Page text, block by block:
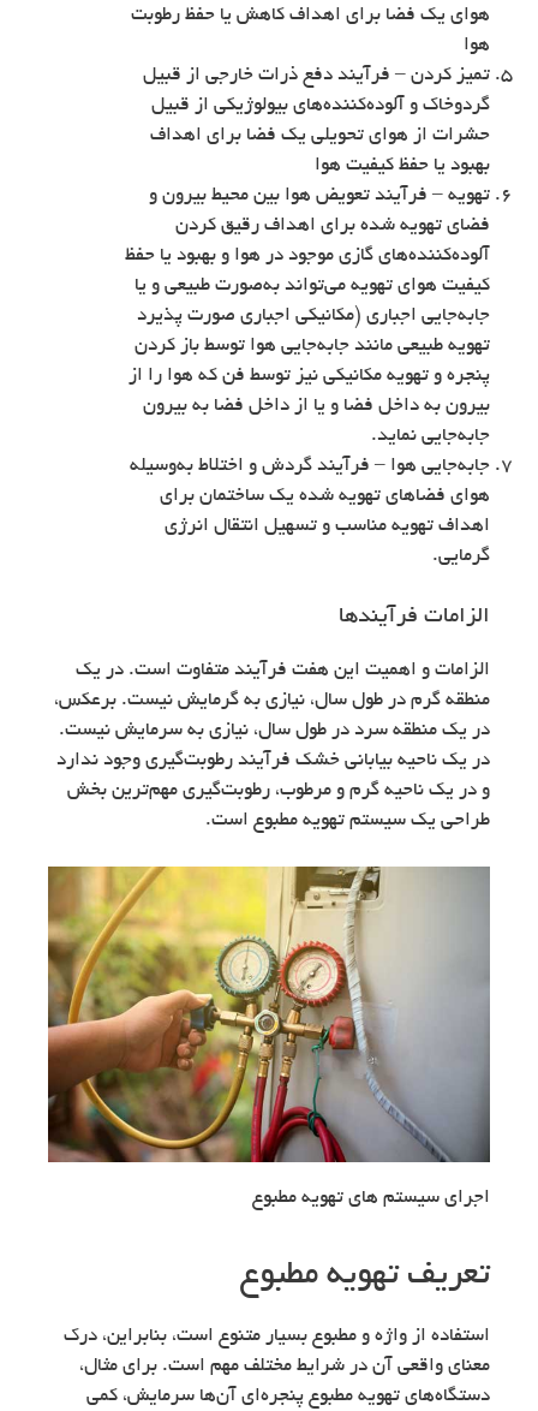
هوای یک فضا برای اهداف کاهش یا حفظ رطوبت
هوا
تمیز کردن – فرآیند دفع ذرات خارجی از قبیل
گردوخاک و آلوده‌کننده‌های بیولوژیکی از قبیل
حشرات از هوای تحویلی یک فضا برای اهداف
بهبود یا حفظ کیفیت هوا
تهویه – فرآیند تعویض هوا بین محیط بیرون و
فضای تهویه شده برای اهداف رقيق کردن
آلوده‌کننده‌های گازی موجود در هوا و بهبود یا حفظ
کیفیت هوای تهویه می‌تواند به‌صورت طبیعی و یا
جابه‌جایی اجباری (مکانیکی اجباری صورت پذیرد
تهویه طبیعی مانند جابه‌جایی هوا توسط باز کردن
پنجره و تهویه مکانیکی نیز توسط فن که هوا را از
بیرون به داخل فضا و یا از داخل فضا به بیرون
جابه‌جایی نماید.
جابه‌جایی هوا – فرآیند گردش و اختلاط به‌وسیله
هوای فضاهای تهویه شده یک ساختمان برای
اهداف تهویه مناسب و تسهیل انتقال انرژی
گرمایی.
الزامات فرآیندها
الزامات و اهمیت این هفت فرآیند متفاوت است. در یک
منطقه گرم در طول سال، نیازی به گرمایش نیست. برعکس،
در یک منطقه سرد در طول سال، نیازی به سرمایش نیست.
در یک ناحیه بیابانی خشک فرآیند رطوبت‌گیری وجود ندارد
و در یک ناحیه گرم و مرطوب، رطوبت‌گیری مهم‌ترین بخش
طراحی یک سیستم تهویه مطبوع است.
اجرای سیستم های تهویه مطبوع
تعریف تهویه مطبوع
استفاده از واژه و مطبوع بسیار متنوع است، بنابراین، درک
معنای واقعی آن در شرایط مختلف مهم است. برای مثال،
دستگاه‌های تهویه مطبوع پنجره‌ای آن‌ها سرمایش، کمی